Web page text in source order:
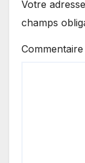
Votre
champs
Commentaire